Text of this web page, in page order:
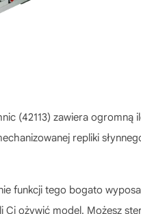
(42113) zawiera ogromną
repliki
funkcji tego bogato
Ci ożywić model. Możesz